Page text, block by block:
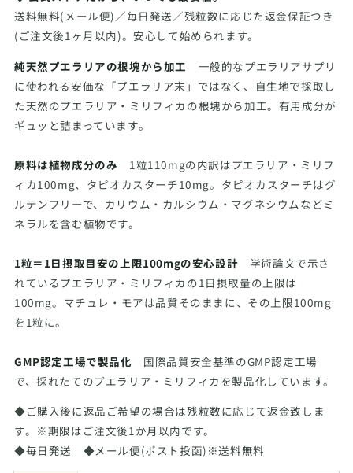
送料無料(メール便)／毎日発送／残粒数に応じた返金保証つき
(ご注文後1ヶ月以内)。安心して始められます。
純天然プエラリアの根塊から加工 一般的なプエラリアサプリ
に使われる安価な「プエラリア末」ではなく、自生地で採取し
た天然のプエラリア・ミリフィカの根塊から加工。有用成分が
ギュッと詰まっています。
原料は植物成分のみ 1粒110mgの内訳はプエラリア・ミリフ
ィカ100mg、タピオカスターチ10mg。タピオカスターチはグ
ルテンフリーで、カリウム・カルシウム・マグネシウムなどミ
ネラルを含む植物です。
1粒＝1日摂取目安の上限100mgの安心設計 学術論文で示さ
れているプエラリア・ミリフィカの1日摂取量の上限は
100mg。マチュレ・モアは品質そのままに、その上限100mg
を1粒に。
GMP認定工場で製品化 国際品質安全基準のGMP認定工場
で、採れたてのプエラリア・ミリフィカを製品化しています。
◆ご購入後に返品ご希望の場合は残粒数に応じて返金致しま
す。※期限はご注文後1か月以内です。
◆毎日発送 ◆メール便(ポスト投函)※送料無料